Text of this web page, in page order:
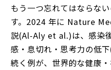
もう一つ忘れてはならな
す。2024 年に Nature
説(Al-Aly et al.)は、感染
感・息切れ・思考力の低
続く例が、世界的な健康